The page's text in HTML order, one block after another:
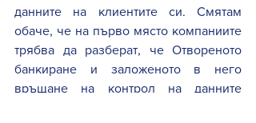
данните на клиентите си. Смятам
обаче, че на първо място компаниите
трябва да разберат, че Отвореното
банкиране и заложеното в него
връщане на контрол на данните